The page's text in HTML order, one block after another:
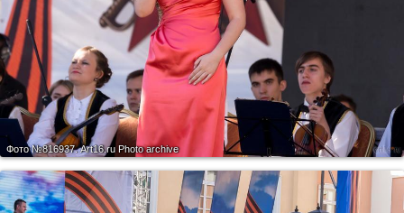
Фото №816937.Art16.ru Photo archive